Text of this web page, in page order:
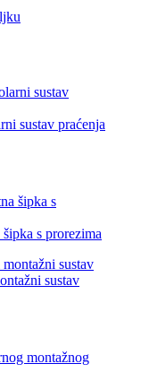
sustav praćenja
s prorezima
sustav